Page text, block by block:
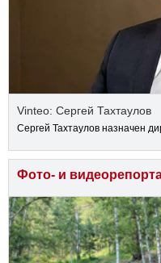
Vinteo: Сергей Тахтаулов
Сергей Тахтаулов назначен
Фото- и